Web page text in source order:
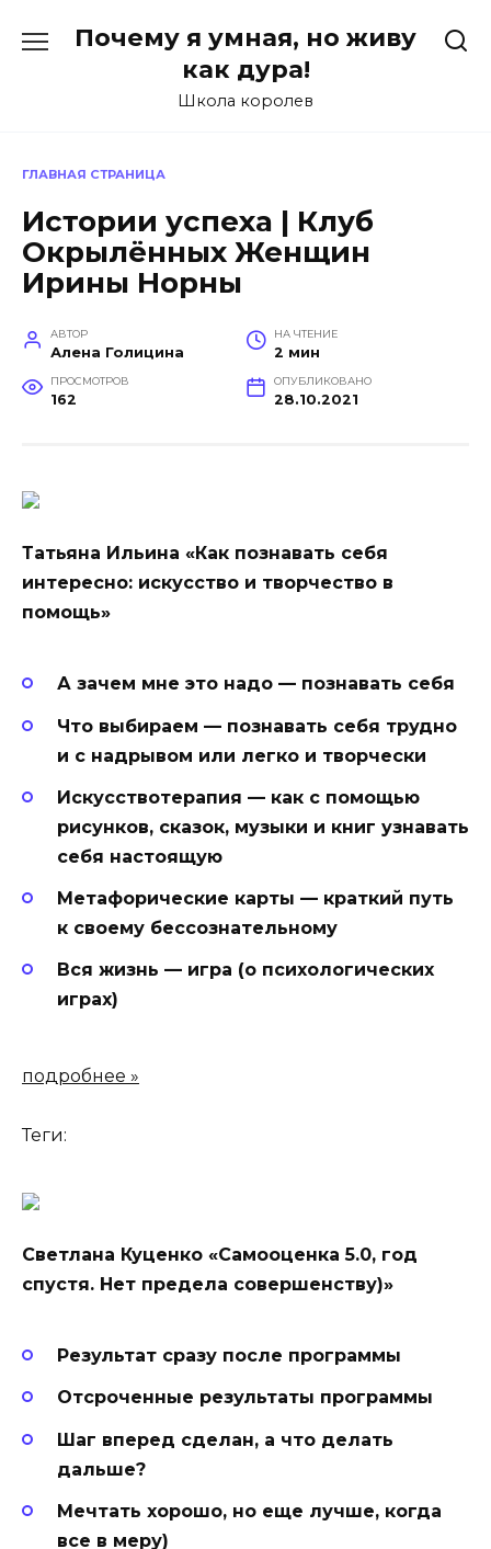
Почему я умная, но живу
как дура!
Школа королев
ГЛАВНАЯ СТРАНИЦА
Истории успеха | Клуб
Окрылённых Женщин
Ирины Норны
АВТОР
Алена Голицина
НА ЧТЕНИЕ
2 мин
ПРОСМОТРОВ
162
ОПУБЛИКОВАНО
28.10.2021
Татьяна Ильина «Как познавать себя
интересно: искусство и творчество в
помощь»
А зачем мне это надо — познавать себя
Что выбираем — познавать себя трудно
и с надрывом или легко и творчески
Искусствотерапия — как с помощью
рисунков, сказок, музыки и книг узнавать
себя настоящую
Метафорические карты — краткий путь
к своему бессознательному
Вся жизнь — игра (о психологических
играх)
подробнее »
Теги:
Светлана Куценко «Самооценка 5.0, год
спустя. Нет предела совершенству)»
Результат сразу после программы
Отсроченные результаты программы
Шаг вперед сделан, а что делать
дальше?
Мечтать хорошо, но еще лучше, когда
все в меру)